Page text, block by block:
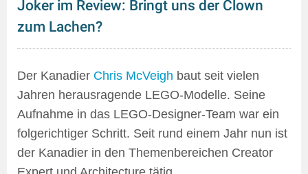
Joker im Review: Bringt uns der Clown
zum Lachen?
Der Kanadier Chris McVeigh baut seit vielen
Jahren herausragende LEGO-Modelle. Seine
Aufnahme in das LEGO-Designer-Team war ein
folgerichtiger Schritt. Seit rund einem Jahr nun ist
der Kanadier in den Themenbereichen Creator